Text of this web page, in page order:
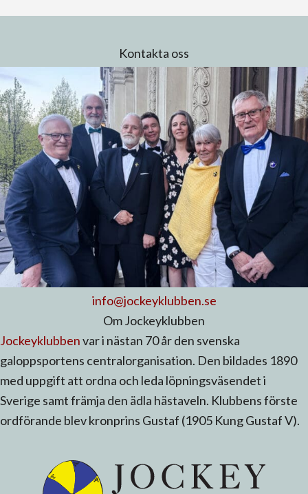
Kontakta oss
info@jockeyklubben.se
Om Jockeyklubben
Jockeyklubbenvar i nästan 70 år den svenska
galoppsportens centralorganisation. Den bildades 1890
med uppgift att ordna och leda löpningsväsendet i
Sverige samt främja den ädla hästaveln. Klubbens förste
ordförande blev kronprins Gustaf (1905 Kung Gustaf V).